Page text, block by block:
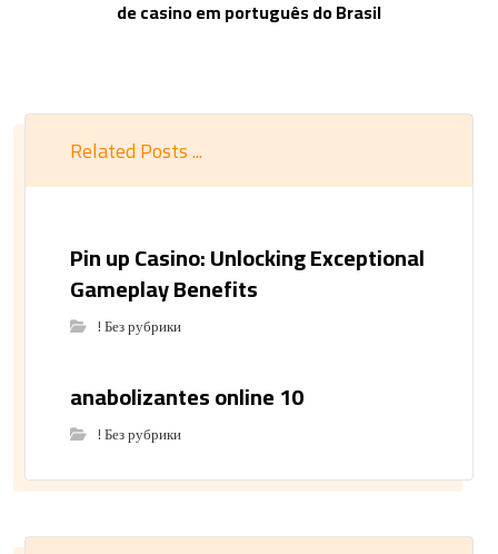
de casino em português do Brasil
Related Posts ...
Pin up Casino: Unlocking Exceptional
Gameplay Benefits
! Без рубрики
anabolizantes online 10
! Без рубрики